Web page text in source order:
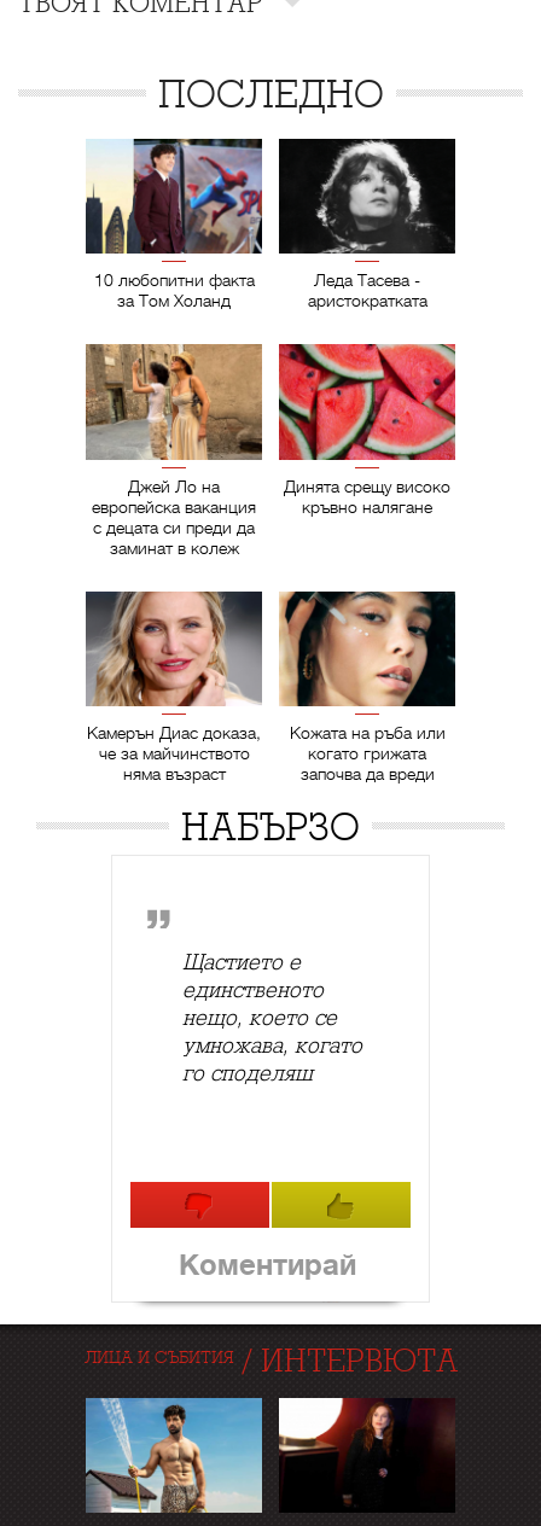
ПОСЛЕДНО
10 любопитни факта
за Том Холанд
Леда Тасева -
аристократката
Джей Ло на
европейска ваканция
с децата си преди да
заминат в колеж
Динята срещу високо
кръвно налягане
Камерън Диас доказа,
че за майчинството
няма възраст
Кожата на ръба или
когато грижата
започва да вреди
НАБЪРЗО
Щастието е
единственото
нещо, което се
умножава, когато
го споделяш
Коментирай
ЛИЦА И СЪБИТИЯ/ ИНТЕРВЮТА